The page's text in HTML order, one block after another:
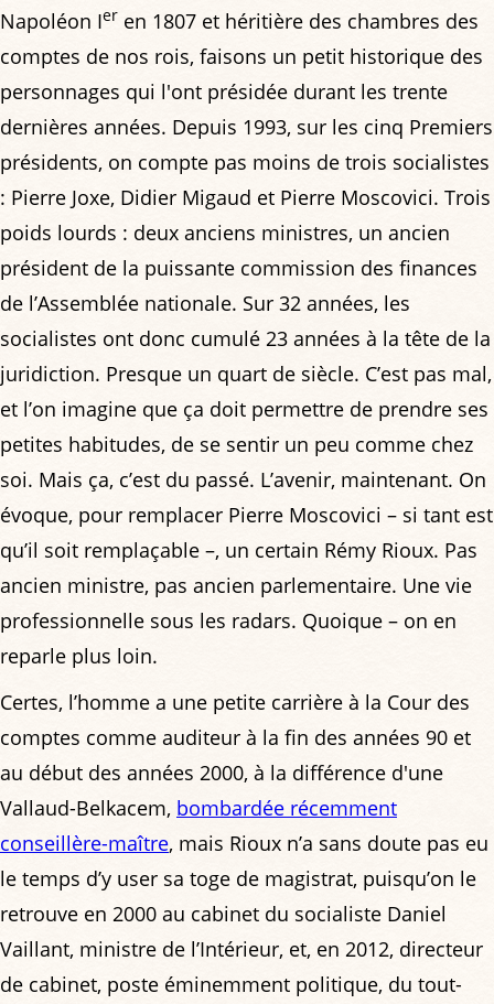
Napoléon Ier en 1807 et héritière des chambres des
comptes de nos rois, faisons un petit historique des
personnages qui l'ont présidée durant les trente
dernières années. Depuis 1993, sur les cinq Premiers
présidents, on compte pas moins de trois socialistes
: Pierre Joxe, Didier Migaud et Pierre Moscovici. Trois
poids lourds : deux anciens ministres, un ancien
président de la puissante commission des finances
de l’Assemblée nationale. Sur 32 années, les
socialistes ont donc cumulé 23 années à la tête de la
juridiction. Presque un quart de siècle. C’est pas mal,
et l’on imagine que ça doit permettre de prendre ses
petites habitudes, de se sentir un peu comme chez
soi. Mais ça, c’est du passé. L’avenir, maintenant. On
évoque, pour remplacer Pierre Moscovici – si tant est
qu’il soit remplaçable –, un certain Rémy Rioux. Pas
ancien ministre, pas ancien parlementaire. Une vie
professionnelle sous les radars. Quoique – on en
reparle plus loin.
Certes, l’homme a une petite carrière à la Cour des
comptes comme auditeur à la fin des années 90 et
au début des années 2000, à la différence d'une
Vallaud-Belkacem, bombardée récemment
conseillère-maître, mais Rioux n’a sans doute pas eu
le temps d’y user sa toge de magistrat, puisqu’on le
retrouve en 2000 au cabinet du socialiste Daniel
Vaillant, ministre de l’Intérieur, et, en 2012, directeur
de cabinet, poste éminemment politique, du tout-